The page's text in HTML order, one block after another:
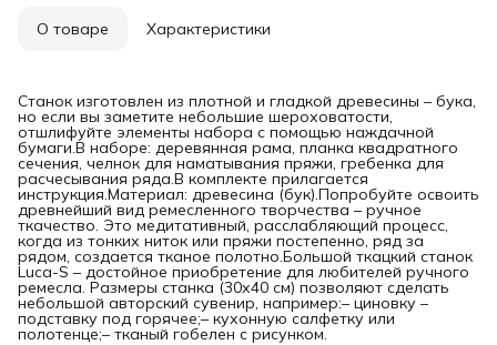
О товаре Характеристики
Станок изготовлен из плотной и гладкой древесины – бука,
но если вы заметите небольшие шероховатости,
отшлифуйте элементы набора с помощью наждачной
бумаги.В наборе: деревянная рама, планка квадратного
сечения, челнок для наматывания пряжи, гребенка для
расчесывания ряда.В комплекте прилагается
инструкция.Материал: древесина (бук).Попробуйте освоить
древнейший вид ремесленного творчества – ручное
ткачество. Это медитативный, расслабляющий процесс,
когда из тонких ниток или пряжи постепенно, ряд за
рядом, создается тканое полотно.Большой ткацкий станок
Luca-S – достойное приобретение для любителей ручного
ремесла. Размеры станка (30х40 см) позволяют сделать
небольшой авторский сувенир, например:– циновку –
подставку под горячее;– кухонную салфетку или
полотенце;– тканый гобелен с рисунком.